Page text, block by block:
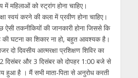
को स्ट्रांग होना चाहिए।
स्वयं करने की कला में प्रवीण होना चाहिए।
तकनीकियों की जानकारी होना जिससे कि
की घटना का शिकार ना हो, बहुत आवश्यक है।
दो दिवसीय आत्मरक्षा प्रशिक्षण शिविर का
दिसंबर और 3 दिसंबर को दोपहर 1:00 बजे से
हुआ है । मैं सभी माता-पिता से अनुरोध करती